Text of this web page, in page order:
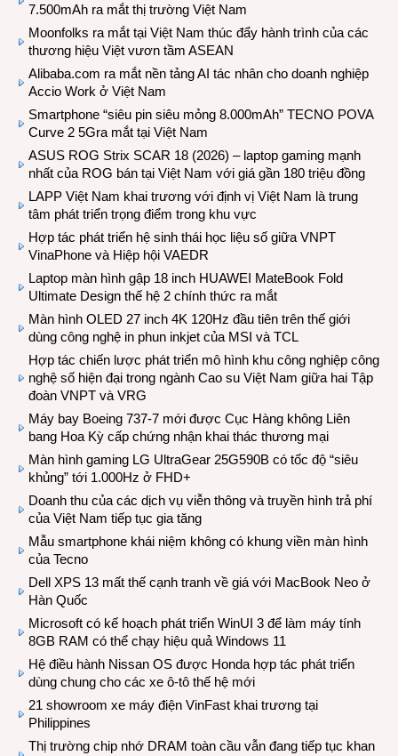
7.500mAh ra mắt thị trường Việt Nam
Moonfolks ra mắt tại Việt Nam thúc đẩy hành trình của các
thương hiệu Việt vươn tầm ASEAN
Alibaba.com ra mắt nền tảng AI tác nhân cho doanh nghiệp
Accio Work ở Việt Nam
Smartphone “siêu pin siêu mỏng 8.000mAh” TECNO POVA
Curve 2 5Gra mắt tại Việt Nam
ASUS ROG Strix SCAR 18 (2026) – laptop gaming mạnh
nhất của ROG bán tại Việt Nam với giá gần 180 triệu đồng
LAPP Việt Nam khai trương với định vị Việt Nam là trung
tâm phát triển trọng điểm trong khu vực
Hợp tác phát triển hệ sinh thái học liệu số giữa VNPT
VinaPhone và Hiệp hội VAEDR
Laptop màn hình gập 18 inch HUAWEI MateBook Fold
Ultimate Design thế hệ 2 chính thức ra mắt
Màn hình OLED 27 inch 4K 120Hz đầu tiên trên thế giới
dùng công nghệ in phun inkjet của MSI và TCL
Hợp tác chiến lược phát triển mô hình khu công nghiệp công
nghệ số hiện đại trong ngành Cao su Việt Nam giữa hai Tập
đoàn VNPT và VRG
Máy bay Boeing 737-7 mới được Cục Hàng không Liên
bang Hoa Kỳ cấp chứng nhận khai thác thương mại
Màn hình gaming LG UltraGear 25G590B có tốc độ “siêu
khủng” tới 1.000Hz ở FHD+
Doanh thu của các dịch vụ viễn thông và truyền hình trả phí
của Việt Nam tiếp tục gia tăng
Mẫu smartphone khái niệm không có khung viền màn hình
của Tecno
Dell XPS 13 mất thế cạnh tranh về giá với MacBook Neo ở
Hàn Quốc
Microsoft có kế hoạch phát triển WinUI 3 để làm máy tính
8GB RAM có thể chạy hiệu quả Windows 11
Hệ điều hành Nissan OS được Honda hợp tác phát triển
dùng chung cho các xe ô-tô thế hệ mới
21 showroom xe máy điện VinFast khai trương tại
Philippines
Thị trường chip nhớ DRAM toàn cầu vẫn đang tiếp tục khan